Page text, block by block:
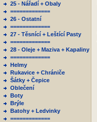
25 - Nářadí + Obaly
=============
26 - Ostatní
=============
27 - Těsnící + Leštící Pasty
=============
28 - Oleje + Maziva + Kapaliny
=============
Helmy
Rukavice + Chrániče
Šátky + Čepice
Oblečení
Boty
Brýle
Batohy + Ledvinky
=============